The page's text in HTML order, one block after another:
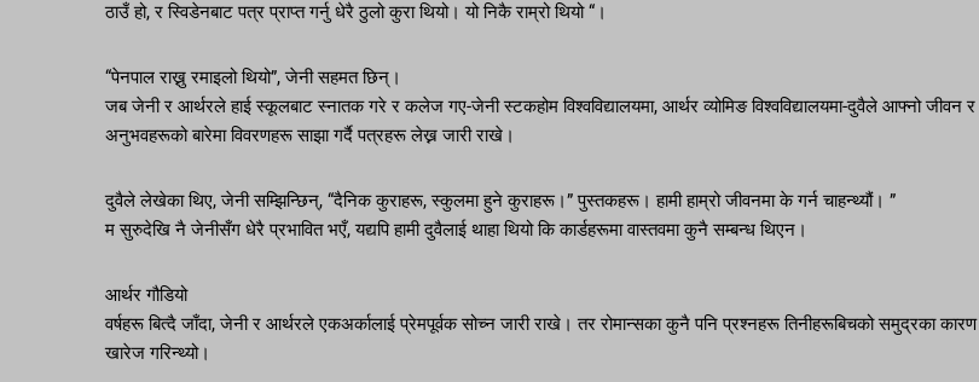
ठाउँ हो, र स्विडेनबाट पत्र प्राप्त गर्नु धेरै ठुलो कुरा थियो। यो निकै राम्रो थियो “।
“पेनपाल राख्नु रमाइलो थियो”, जेनी सहमत छिन्।
जब जेनी र आर्थरले हाई स्कूलबाट स्नातक गरे र कलेज गए-जेनी स्टकहोम विश्वविद्यालयमा, आर्थर व्योमिङ विश्वविद्यालयमा-दुवैले आफ्नो जीवन र
अनुभवहरूको बारेमा विवरणहरू साझा गर्दै पत्रहरू लेख्न जारी राखे।
दुवैले लेखेका थिए, जेनी सम्झिन्छिन्, “दैनिक कुराहरू, स्कुलमा हुने कुराहरू।” पुस्तकहरू। हामी हाम्रो जीवनमा के गर्न चाहन्थ्यौं। ”
म सुरुदेखि नै जेनीसँग धेरै प्रभावित भएँ, यद्यपि हामी दुवैलाई थाहा थियो कि कार्डहरूमा वास्तवमा कुनै सम्बन्ध थिएन।
आर्थर गौडियो
वर्षहरू बित्दै जाँदा, जेनी र आर्थरले एकअर्कालाई प्रेमपूर्वक सोच्न जारी राखे। तर रोमान्सका कुनै पनि प्रश्नहरू तिनीहरूबिचको समुद्रका
खारेज गरिन्थ्यो।